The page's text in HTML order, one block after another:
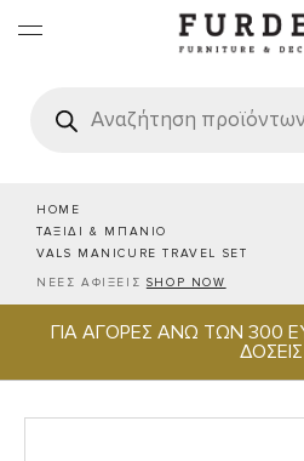
search
HOME
ΤΑΞΙΔΙ & ΜΠΑΝΙΟ
VALS MANICURE TRAVEL SET
ΝΕΕΣ ΑΦΙΞΕΙΣ SHOP NOW
ΓΙΑ ΑΓΟΡΕΣ ΑΝΩ ΤΩΝ 300
ΔΟΣΕΙΣ
ΕΠΙΠΛΑ
ΧΑΛΙΑ
ΕΙΔΗ ΣΕΡΒΙΡΙΣΜΑΤΟΣ &